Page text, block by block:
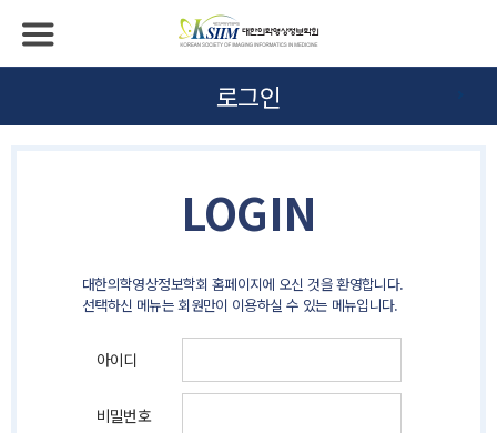
로그인
LOGIN
대한의학영상정보학회 홈페이지에 오신 것을 환영합니다.
선택하신 메뉴는 회원만이 이용하실 수 있는 메뉴입니다.
아이디
비밀번호